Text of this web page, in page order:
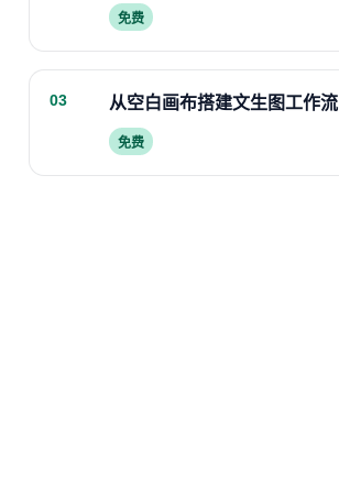
免费
03 从空白画布搭建文生图工作流
免费